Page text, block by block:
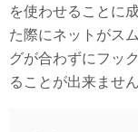
を使わせることに
た際にネットがス
グが合わずにフッ
ることが出来ませ